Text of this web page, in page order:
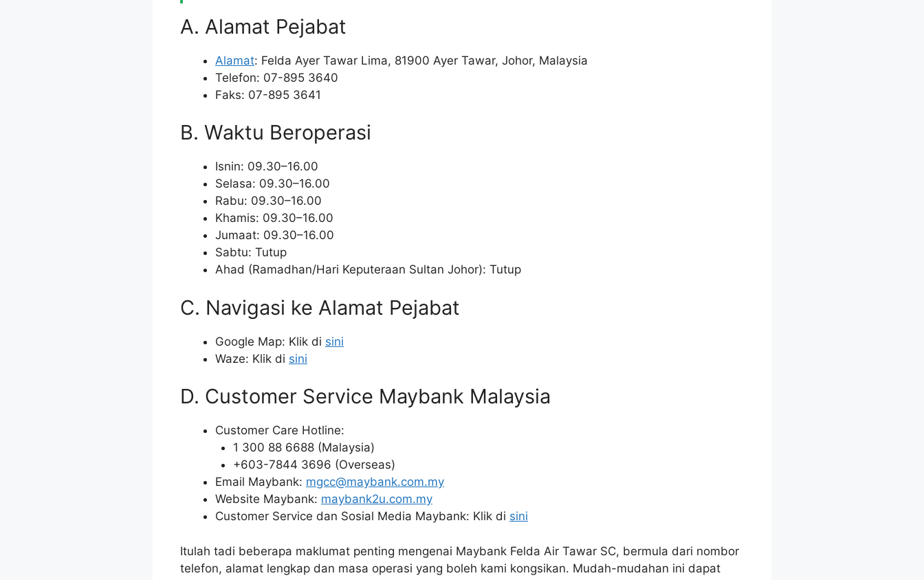
A. Alamat Pejabat
Alamat: Felda Ayer Tawar Lima, 81900 Ayer Tawar, Johor, Malaysia
Telefon: 07-895 3640
Faks: 07-895 3641
B. Waktu Beroperasi
Isnin: 09.30–16.00
Selasa: 09.30–16.00
Rabu: 09.30–16.00
Khamis: 09.30–16.00
Jumaat: 09.30–16.00
Sabtu: Tutup
Ahad (Ramadhan/Hari Keputeraan Sultan Johor): Tutup
C. Navigasi ke Alamat Pejabat
Google Map: Klik di sini
Waze: Klik di sini
D. Customer Service Maybank Malaysia
Customer Care Hotline:
1 300 88 6688 (Malaysia)
+603-7844 3696 (Overseas)
Email Maybank: mgcc@maybank.com.my
Website Maybank: maybank2u.com.my
Customer Service dan Sosial Media Maybank: Klik di sini
Itulah tadi beberapa maklumat penting mengenai Maybank Felda Air Tawar SC, bermula dari nombor
telefon, alamat lengkap dan masa operasi yang boleh kami kongsikan. Mudah-mudahan ini dapat